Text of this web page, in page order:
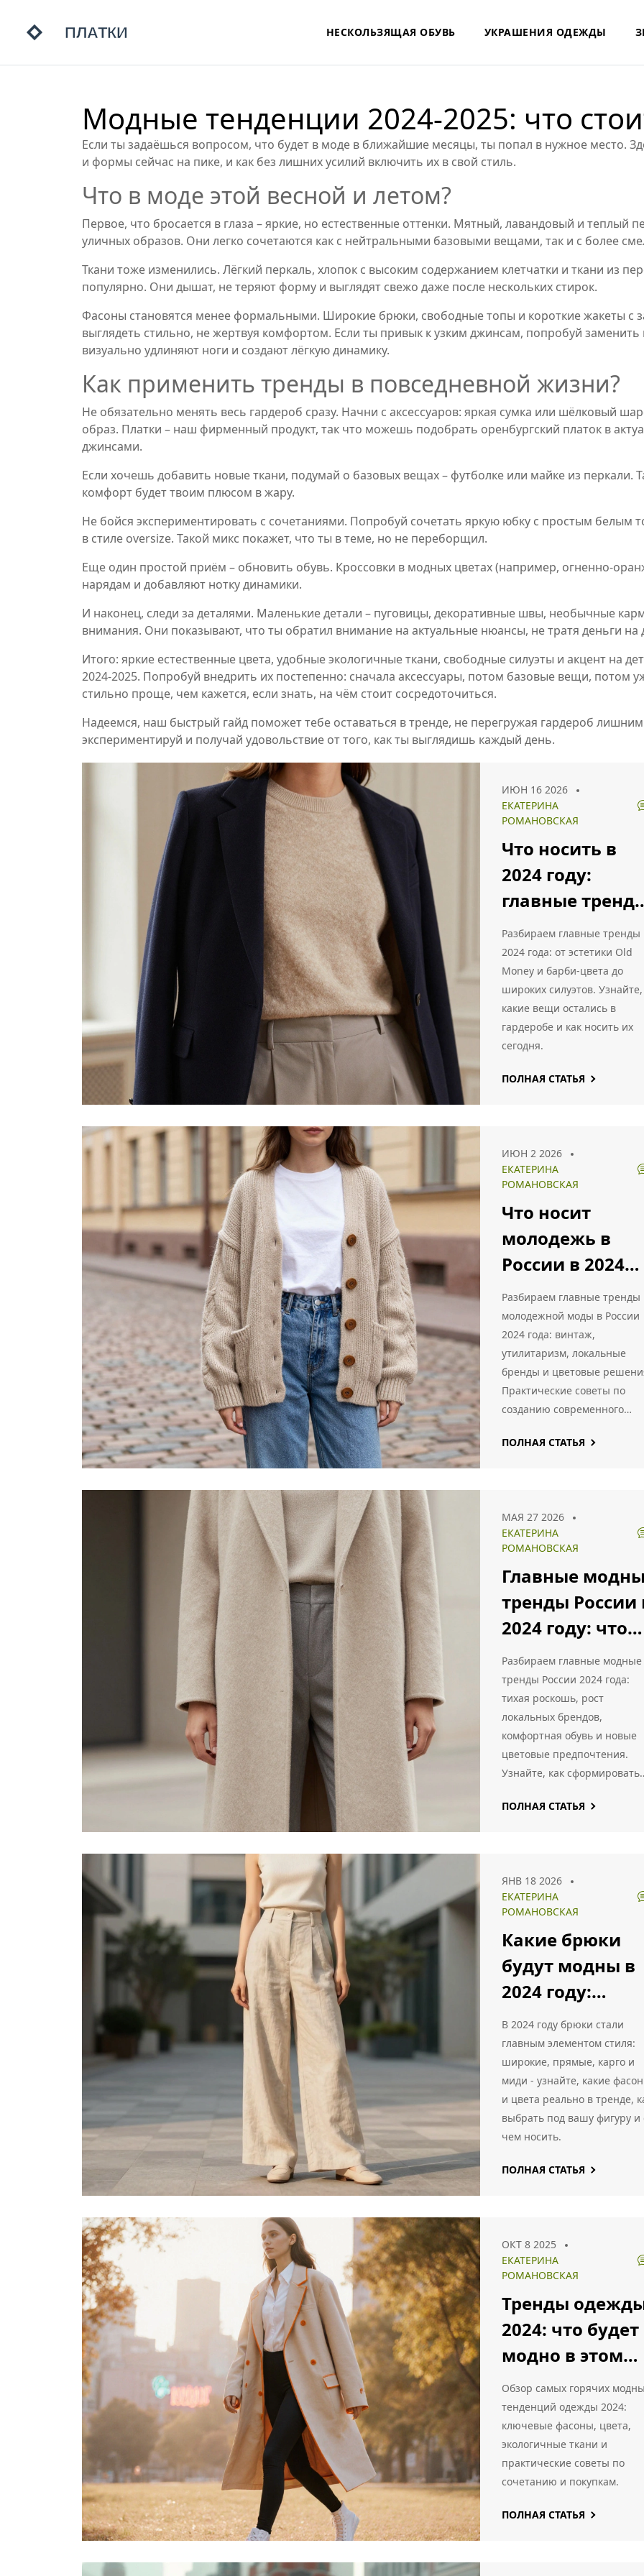
НЕСКОЛЬЗЯЩАЯ ОБУВЬ УКРАШЕНИЯ ОДЕЖДЫ
Модные тенденции 2024‑2025: что
Если ты задаёшься вопросом, что будет в моде в ближайшие месяцы, ты попал в нужное место.
и формы сейчас на пике, и как без лишних усилий включить их в свой стиль.
Что в моде этой весной и летом?
Первое, что бросается в глаза – яркие, но естественные оттенки. Мятный, лавандовый и теплый
уличных образов. Они легко сочетаются как с нейтральными базовыми вещами, так и с более
Ткани тоже изменились. Лёгкий перкаль, хлопок с высоким содержанием клетчатки и ткани из
популярно. Они дышат, не теряют форму и выглядят свежо даже после нескольких стирок.
Фасоны становятся менее формальными. Широкие брюки, свободные топы и короткие жакеты с
выглядеть стильно, не жертвуя комфортом. Если ты привык к узким джинсам, попробуй
визуально удлиняют ноги и создают лёгкую динамику.
Как применить тренды в повседневной жизни?
Не обязательно менять весь гардероб сразу. Начни с аксессуаров: яркая сумка или шёлковый
образ. Платки – наш фирменный продукт, так что можешь подобрать оренбургский платок в
джинсами.
Если хочешь добавить новые ткани, подумай о базовых вещах – футболке или майке из перкали.
комфорт будет твоим плюсом в жару.
Не бойся экспериментировать с сочетаниями. Попробуй сочетать яркую юбку с простым белым
в стиле oversize. Такой микс покажет, что ты в теме, но не переборщил.
Еще один простой приём – обновить обувь. Кроссовки в модных цветах (например, огненно-
нарядам и добавляют нотку динамики.
И наконец, следи за деталями. Маленькие детали – пуговицы, декоративные швы, необычные
внимания. Они показывают, что ты обратил внимание на актуальные нюансы, не тратя деньги
Итого: яркие естественные цвета, удобные экологичные ткани, свободные силуэты и акцент на
2024‑2025. Попробуй внедрить их постепенно: сначала аксессуары, потом базовые вещи, потом
стильно проще, чем кажется, если знать, на чём стоит сосредоточиться.
Надеемся, наш быстрый гайд поможет тебе оставаться в тренде, не перегружая гардероб
экспериментируй и получай удовольствие от того, как ты выглядишь каждый день.
ИЮН 16 2026
ЕКАТЕРИНА
РОМАНОВСКАЯ
Что носить в
2024 году:
главные
и стильные
образы для
России
Разбираем главные тренды
2024 года: от эстетики Old
Money и барби-цвета до
широких силуэтов. Узнайте,
какие вещи остались в
гардеробе и как носить их
сегодня.
ПОЛНАЯ СТАТЬЯ
ИЮН 2 2026
ЕКАТЕРИНА
РОМАНОВСКАЯ
Что носит
молодежь в
России в 2024
году: главные
тренды и стили
Разбираем главные тренды
молодежной моды в России
2024 года: винтаж,
утилитаризм, локальные
бренды и цветовые
Практические советы по
созданию современного
ПОЛНАЯ СТАТЬЯ
МАЯ 27 2026
ЕКАТЕРИНА
РОМАНОВСКАЯ
Главные
тренды России
2024 году: что
было важно
знать
Разбираем главные модные
тренды России 2024 года:
тихая роскошь, рост
локальных брендов,
комфортная обувь и новые
цветовые предпочтения.
Узнайте, как сформировать
ПОЛНАЯ СТАТЬЯ
ЯНВ 18 2026
ЕКАТЕРИНА
РОМАНОВСКАЯ
Какие брюки
будут модны в
2024 году:
главные
и что носить
В 2024 году брюки стали
главным элементом стиля:
широкие, прямые, карго и
миди - узнайте, какие
и цвета реально в тренде,
выбрать под вашу фигуру и
чем носить.
ПОЛНАЯ СТАТЬЯ
ОКТ 8 2025
ЕКАТЕРИНА
РОМАНОВСКАЯ
Тренды
2024: что будет
модно в этом
году?
Обзор самых горячих
тенденций одежды 2024:
ключевые фасоны, цвета,
экологичные ткани и
практические советы по
сочетанию и покупкам.
ПОЛНАЯ СТАТЬЯ